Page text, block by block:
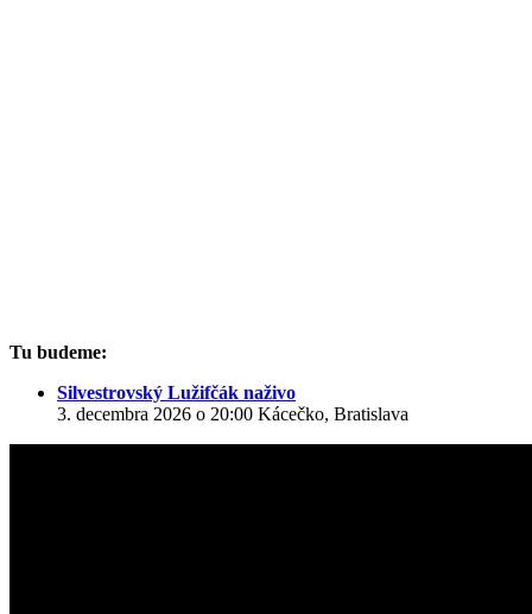
Tu budeme:
Silvestrovský Lužifčák naživo
3. decembra 2026 o 20:00 Kácečko, Bratislava